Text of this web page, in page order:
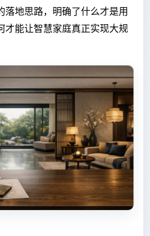
落地思路，明确了什么才是用
才能让智慧家庭真正实现大规